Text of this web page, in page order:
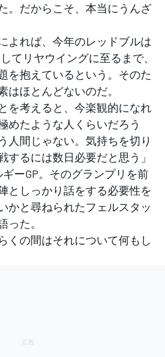
。だからこそ、本当にうんざ
よれば、今年のレッドブルは
てリヤウイングに至るまで、
を抱えているという。そのた
はほとんどないのだ。
を考えると、今楽観的になれ
めたような人くらいだろう
人間じゃない。気持ちを切り
するには数日必要だと思う」
ーGP。そのグランプリを前
としっかり話をする必要性を
かと尋ねられたフェルスタッ
った。
くの間はそれについて何もし